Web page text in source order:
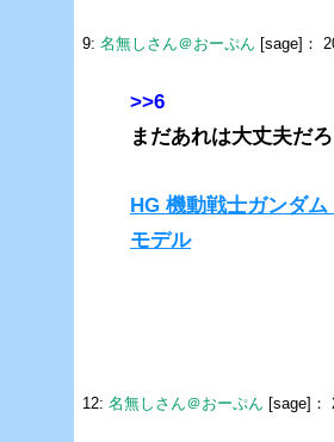
9: 名無しさん＠おーぷん [sage]：
>>6
まだあれは大丈夫だ
HG 機動戦士ガンダ
モデル
12: 名無しさん＠おーぷん [sage]：